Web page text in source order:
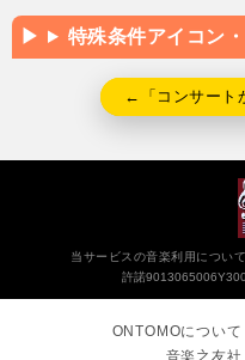
特殊条件アイコン
←「コンサート
当サービスの音楽利用につい
許諾
ONTOMOについて
音楽之友社